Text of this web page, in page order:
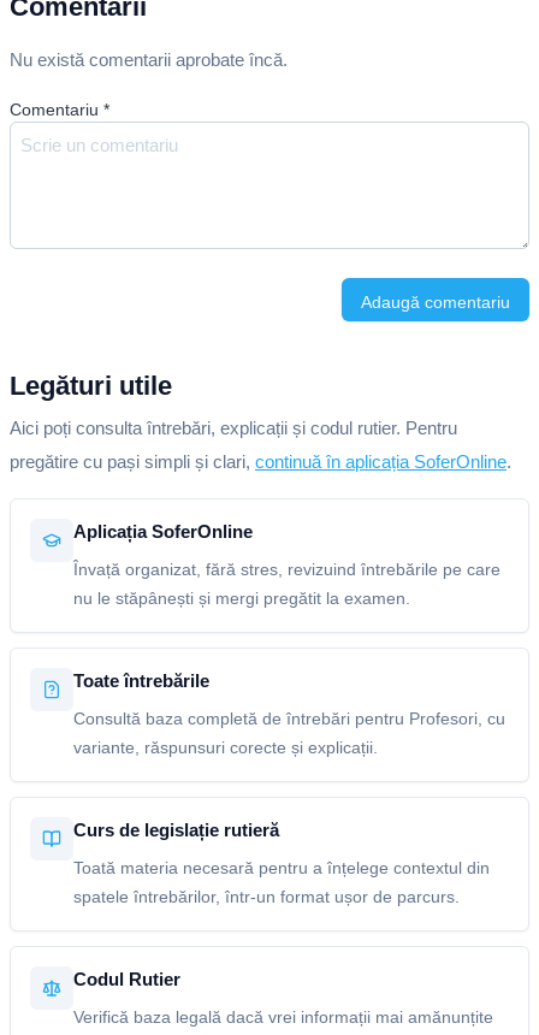
Comentarii
Nu există comentarii aprobate încă.
Comentariu *
Adaugă comentariu
Legături utile
Aici poți consulta întrebări, explicații și codul rutier. Pentru
pregătire cu pași simpli și clari, continuă în aplicația SoferOnline.
Aplicația SoferOnline
Învață organizat, fără stres, revizuind întrebările pe care
nu le stăpânești și mergi pregătit la examen.
Toate întrebările
Consultă baza completă de întrebări pentru Profesori, cu
variante, răspunsuri corecte și explicații.
Curs de legislație rutieră
Toată materia necesară pentru a înțelege contextul din
spatele întrebărilor, într-un format ușor de parcurs.
Codul Rutier
Verifică baza legală dacă vrei informații mai amănunțite